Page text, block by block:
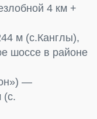
4 км +
м (с.Канглы),
шоссе в районе
—
(с.